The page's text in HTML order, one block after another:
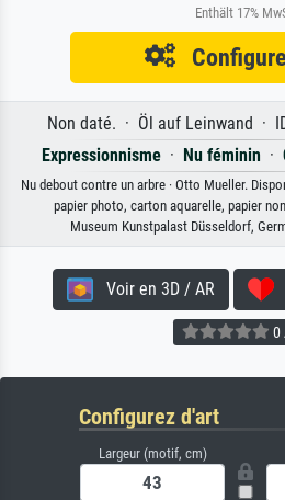
Enthält 17%
Non daté. · Öl auf Leinwand ·
Expressionnisme · Nu féminin ·
Nu debout contre un arbre · Otto Mueller.
papier photo, carton aquarelle, papier
Museum Kunstpalast Düsseldorf,
Voir en 3D / AR
0
Configurez d'art
Largeur (motif, cm)